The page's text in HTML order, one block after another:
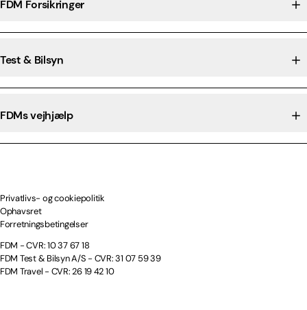
FDM Forsikringer
Test & Bilsyn
FDMs vejhjælp
Privatlivs- og cookiepolitik
Ophavsret
Forretningsbetingelser
FDM - CVR: 10 37 67 18
FDM Test & Bilsyn A/S - CVR: 31 07 59 39
FDM Travel - CVR: 26 19 42 10